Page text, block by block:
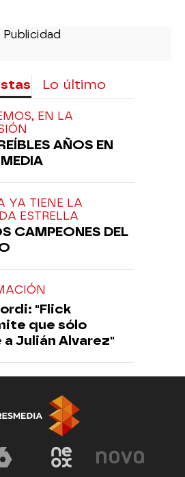
Lo último
EN LA
AÑOS EN
YA TIENE LA
ESTRELLA
CAMPEONES DEL
"Flick
que sólo
Julián Alvarez"